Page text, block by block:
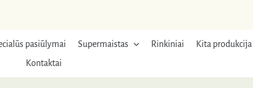
pasiūlymai Supermaistas Rinkiniai Kita produkcija
Kontaktai